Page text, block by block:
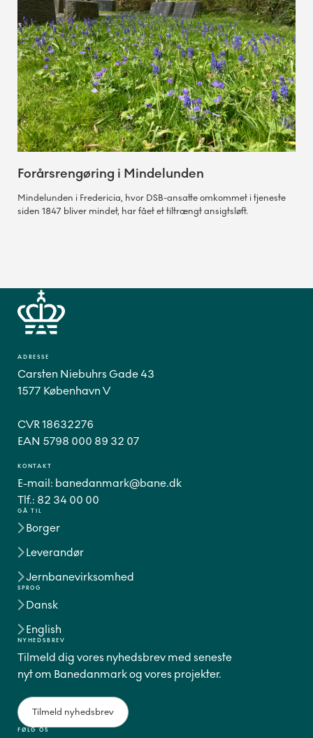
Forårsrengøring i Mindelunden
Mindelunden i Fredericia, hvor DSB-ansatte omkommet i tjeneste
siden 1847 bliver mindet, har fået et tiltrængt ansigtsløft.
GÅ TIL
Borger
Leverandør
Jernbanevirksomhed
SPROG
Dansk
English
FØLG OS
ADRESSE
Carsten Niebuhrs Gade 43
1577 København V
CVR 18632276
EAN 5798 000 89 32 07
KONTAKT
E-mail: banedanmark@bane.dk
Tlf.: 82 34 00 00
NYHEDSBREV
Tilmeld dig vores nyhedsbrev med seneste
nyt om Banedanmark og vores projekter.
Tilmeld nyhedsbrev